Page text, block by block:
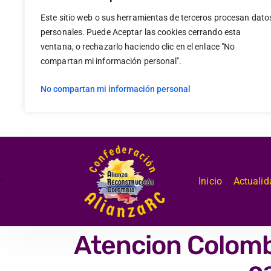
Este sitio web o sus herramientas de terceros procesan
personales. Puede Aceptar las cookies cerrando esta
ventana, o rechazarlo haciendo clic en el enlace "No
compartan mi información personal".
No compartan mi información personal
. Inicio
Atencion